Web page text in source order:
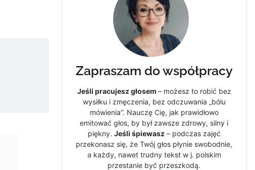
Zapraszam do współpracy
Jeśli pracujesz głosem – możesz to robić bez
wysiłku i zmęczenia, bez odczuwania „bólu
mówienia”. Nauczę Cię, jak prawidłowo
emitować głos, by był zawsze zdrowy, silny i
piękny. Jeśli śpiewasz– podczas zajęć
przekonasz się, że Twój głos płynie swobodnie,
a każdy, nawet trudny tekst w j. polskim
przestanie być przeszkodą.